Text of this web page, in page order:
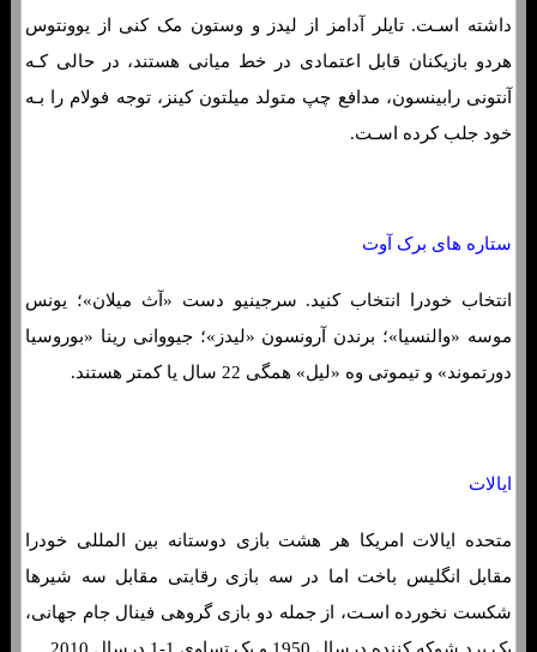
داشته اسـت. تایلر آدامز از لیدز و وستون مک کنی از یوونتوس
هردو بازیکنان قابل اعتمادی در خط میانی هستند، در حالی کـه
آنتونی رابینسون، مدافع چپ متولد میلتون کینز، توجه فولام را بـه
خود جلب کرده اسـت.
ستاره های برک آوت
انتخاب خودرا انتخاب کنید. سرجینیو دست «آث میلان»؛ یونس
موسه «والنسیا»؛ برندن آرونسون «لیدز»؛ جیووانی رینا «بوروسیا
دورتموند» و تیموتی وه «لیل» همگی 22 سال یا کمتر هستند.
ایالات
متحده ایالات امریکا هر هشت بازی دوستانه بین‌ المللی خودرا
مقابل انگلیس باخت اما در سه بازی رقابتی مقابل سه شیرها
شکست نخورده اسـت، از جمله دو بازی گروهی فینال جام جهانی،